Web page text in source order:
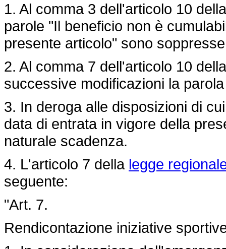
1. Al comma 3 dell'articolo 10
parole "Il beneficio non è
presente articolo" sono
2. Al comma 7 dell'articolo 10
successive modificazioni la
3. In deroga alle disposizioni di
data di entrata in vigore della
naturale scadenza.
4. L'articolo 7 della legge
seguente:
"Art. 7.
Rendicontazione iniziative